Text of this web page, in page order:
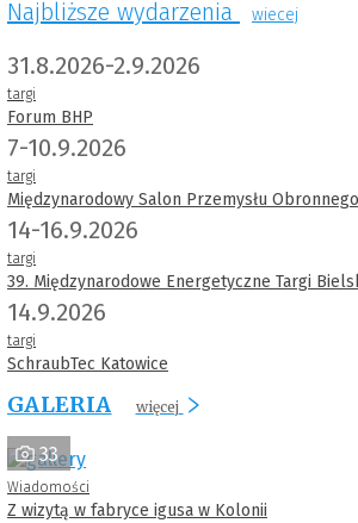
Najbliższe wydarzenia wiecej
31.8.2026-2.9.2026
targi
Forum BHP
7-10.9.2026
targi
Międzynarodowy Salon Przemysłu
14-16.9.2026
targi
39. Międzynarodowe Energetyczne Targi
14.9.2026
targi
SchraubTec Katowice
GALERIA więcej
33
Wiadomości
Z wizytą w fabryce igusa w Kolonii